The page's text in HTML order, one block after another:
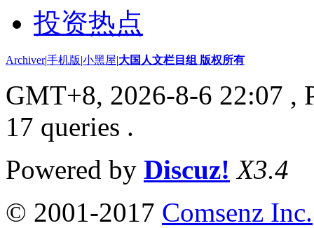
投资热点
Archiver|手机版|小黑屋|大国人文栏目组 版权所有
GMT+8, 2026-8-6 22:07 ,
17 queries .
Powered by Discuz! X3.4
© 2001-2017 Comsenz Inc.